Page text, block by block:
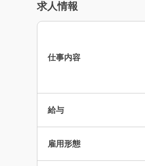
求人情報
仕事内容
給与
雇用形態